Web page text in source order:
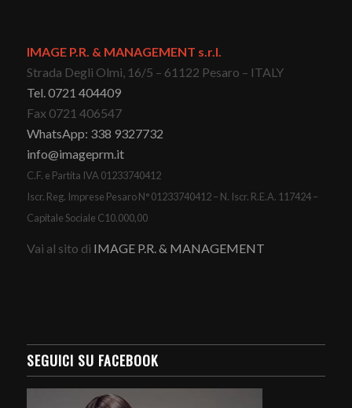
IMAGE P.R. & MANAGEMENT s.r.l.
Strada Degli Olmi, 16/5 – 61122 Pesaro – ITALY
Tel. 0721 404409
Fax 0721 406547
WhatsApp: 338 9327732
info@imageprm.it
C.F. e Partita IVA 01233740412
Iscr. Reg. Imprese Pesaro N° 01233740412 – N. Iscr. R.E.A. 117424 –
Capitale Sociale C10.000,00
Vai al sito di IMAGE P.R. & MANAGEMENT
SEGUICI SU FACEBOOK